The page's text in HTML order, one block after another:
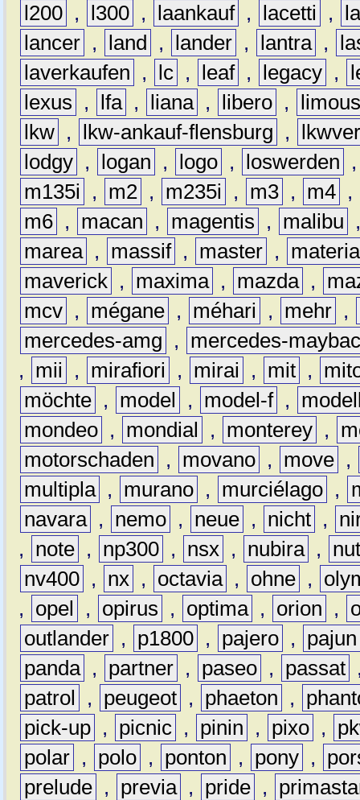
l200 , l300 , laankauf , lacetti ,
lancer , land , lander , lantra ,
laverkaufen
, lc , leaf , legacy ,
lexus
, lfa , liana , libero ,
lkw , lkw-ankauf-flensburg ,
lodgy , logan , logo , loswerden
m135i
, m2 , m235i , m3 , m4 ,
m6 , macan , magentis , malibu
marea , massif , master ,
materia
maverick , maxima , mazda ,
mcv , mégane , méhari , mehr ,
mercedes-amg
,
mercedes-
,
mii , mirafiori , mirai , mit ,
möchte , model , model-f ,
mondeo , mondial , monterey ,
motorschaden
, movano , move ,
multipla , murano , murciélago ,
navara , nemo , neue , nicht ,
,
note , np300 , nsx , nubira ,
nv400 , nx , octavia , ohne ,
,
opel , opirus , optima , orion ,
outlander , p1800 , pajero ,
pajun
panda , partner , paseo , passat
patrol
, peugeot , phaeton ,
pick-up , picnic , pinin , pixo ,
polar , polo , ponton , pony ,
prelude , previa , pride ,